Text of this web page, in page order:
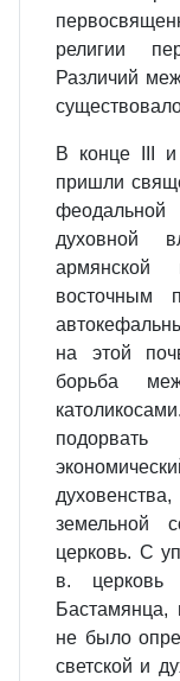
религии
Различий
В конце III
пришли
духовной
армянской
восточным
на этой
борьба
подорвать
земельной
церковь. С
в.
Бастамянца,
не было
светской и